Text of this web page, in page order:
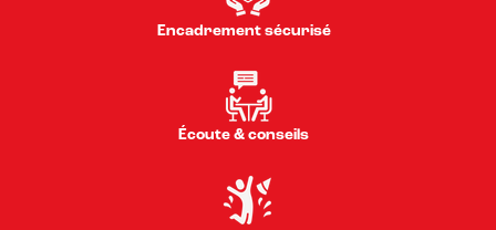
Encadrement sécurisé
Écoute & conseils